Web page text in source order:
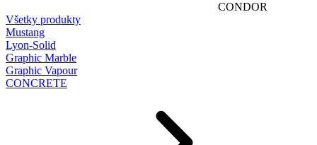
CONDOR
Všetky produkty
Mustang
Lyon-Solid
Graphic Marble
Graphic Vapour
CONCRETE